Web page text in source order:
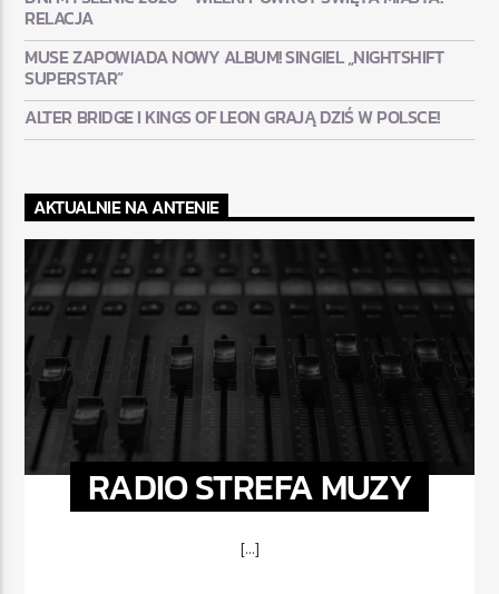
RELACJA
MUSE ZAPOWIADA NOWY ALBUM! SINGIEL „NIGHTSHIFT
SUPERSTAR”
ALTER BRIDGE I KINGS OF LEON GRAJĄ DZIŚ W POLSCE!
AKTUALNIE NA ANTENIE
RADIO STREFA MUZY
[...]